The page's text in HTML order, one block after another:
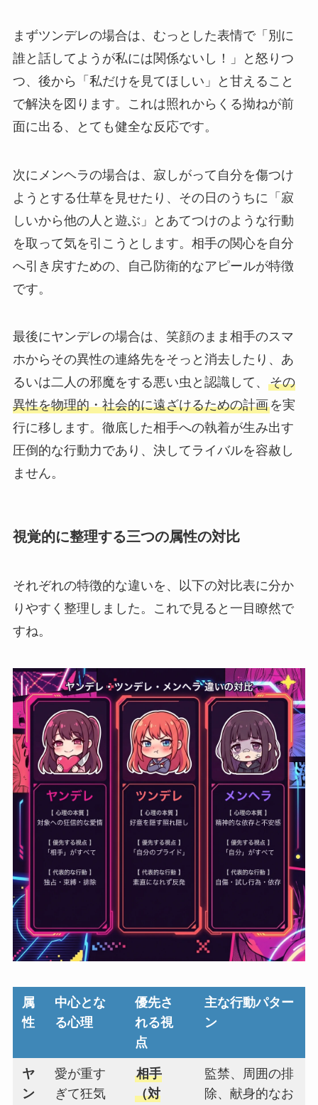
まずツンデレの場合は、むっとした表情で「別に
誰と話してようが私には関係ないし！」と怒りつ
つ、後から「私だけを見てほしい」と甘えること
で解決を図ります。これは照れからくる拗ねが前
面に出る、とても健全な反応です。
次にメンヘラの場合は、寂しがって自分を傷つけ
ようとする仕草を見せたり、その日のうちに「寂
しいから他の人と遊ぶ」とあてつけのような行動
を取って気を引こうとします。相手の関心を自分
へ引き戻すための、自己防衛的なアピールが特徴
です。
最後にヤンデレの場合は、笑顔のまま相手のスマ
ホからその異性の連絡先をそっと消去したり、あ
るいは二人の邪魔をする悪い虫と認識して、 その
異性を物理的・社会的に遠ざけるための計画を実
行に移します。徹底した相手への執着が生み出す
圧倒的な行動力であり、決してライバルを容赦し
ません。
視覚的に整理する三つの属性の対比
それぞれの特徴的な違いを、以下の対比表に分か
りやすく整理しました。これで見ると一目瞭然で
すね。
属
性
中心とな
る心理
優先さ
れる視
点
主な行動パター
ン
ヤ
ン
愛が重す
ぎて狂気
相手
（対
監禁、周囲の排
除、献身的なお